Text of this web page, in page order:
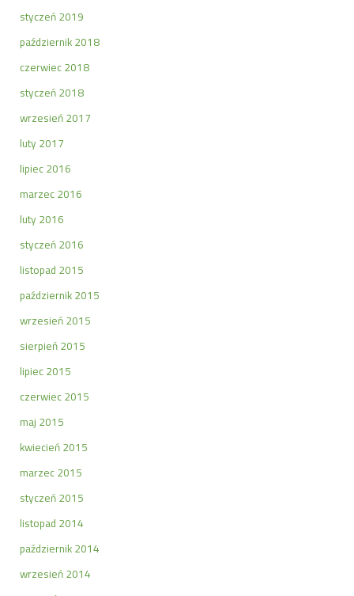
styczeń 2019
październik 2018
czerwiec 2018
styczeń 2018
wrzesień 2017
luty 2017
lipiec 2016
marzec 2016
luty 2016
styczeń 2016
listopad 2015
październik 2015
wrzesień 2015
sierpień 2015
lipiec 2015
czerwiec 2015
maj 2015
kwiecień 2015
marzec 2015
styczeń 2015
listopad 2014
październik 2014
wrzesień 2014